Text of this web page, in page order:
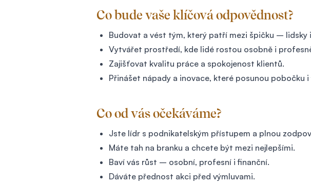
Co bude vaše klíčová odpovědnost?
Budovat a vést tým, který patří mezi špičku – lidsky
Vytvářet prostředí, kde lidé rostou osobně i
Zajišťovat kvalitu práce a spokojenost klientů.
Přinášet nápady a inovace, které posunou pobočku i
Co od vás očekáváme?
Jste lídr s podnikatelským přístupem a plnou
Máte tah na branku a chcete být mezi nejlepšími.
Baví vás růst – osobní, profesní i finanční.
Dáváte přednost akci před výmluvami.